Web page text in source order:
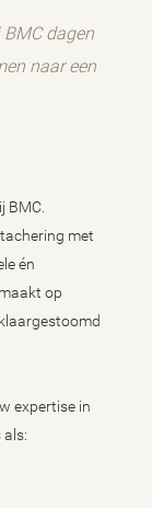
dagen
naar een
BMC.
met
én
op
expertise in
als: